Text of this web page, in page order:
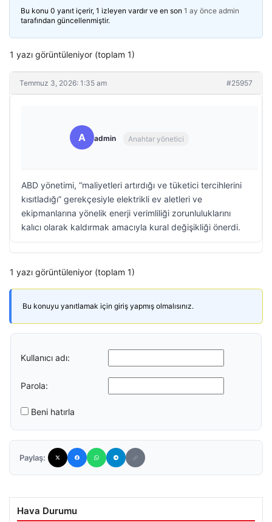
Bu konu 0 yanıt içerir, 1 izleyen vardır ve en son 1 ay önce admin
tarafından güncellenmiştir.
1 yazı görüntüleniyor (toplam 1)
Temmuz 3, 2026: 1:35 am #25957
A admin Anahtar yönetici
ABD yönetimi, “maliyetleri artırdığı ve tüketici tercihlerini
kısıtladığı” gerekçesiyle elektrikli ev aletleri ve
ekipmanlarına yönelik enerji verimliliği zorunluluklarını
kalıcı olarak kaldırmak amacıyla kural değişikliği önerdi.
1 yazı görüntüleniyor (toplam 1)
Bu konuyu yanıtlamak için giriş yapmış olmalısınız.
Kullanıcı adı:
Parola:
Beni hatırla
Paylaş:
Hava Durumu